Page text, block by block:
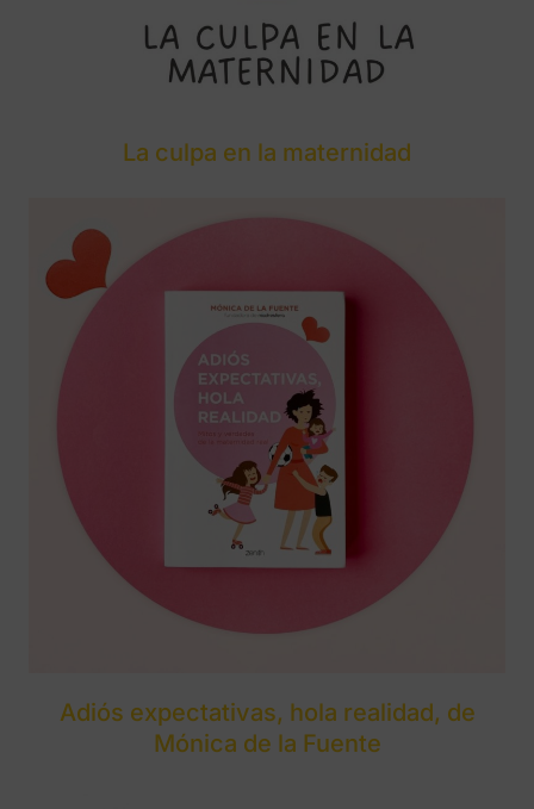
La culpa en la maternidad
Adiós expectativas, hola realidad, de
Mónica de la Fuente